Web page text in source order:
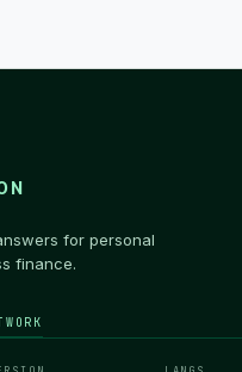
for personal
finance.